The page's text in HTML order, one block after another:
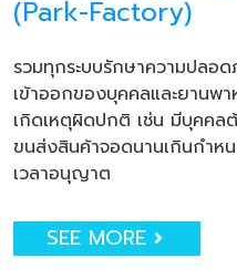
(Park-Factory)
รวมทุกระบบรักษาความปลอ
เข้าออกของบุคคลและยานพ
เกิดเหตุผิดปกติ เช่น มีบุคคล
ขนส่งสินค้าจอดนานเกินกำ
เวลาอนุญาต
SEE MORE